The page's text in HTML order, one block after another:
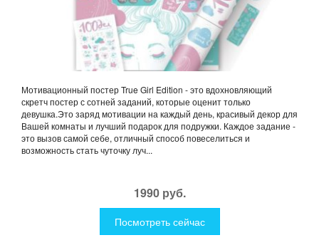
Мотивационный постер True Girl Edition - это вдохновляющий
скретч постер с сотней заданий, которые оценит только
девушка.Это заряд мотивации на каждый день, красивый декор для
Вашей комнаты и лучший подарок для подружки. Каждое задание -
это вызов самой себе, отличный способ повеселиться и
возможность стать чуточку луч...
1990 руб.
Посмотреть сейчас